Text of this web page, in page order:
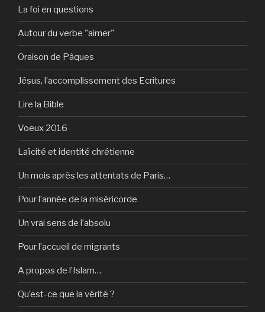
La foi en questions
Autour du verbe "aimer"
Oraison de Pâques
Jésus, l’accomplissement des Ecritures
Lire la Bible
Voeux 2016
Laïcité et identité chrétienne
Un mois après les attentats de Paris…
Pour l’année de la miséricorde
Un vrai sens de l’absolu
Pour l’accueil de migrants
A propos de l’Islam…
Qu’est-ce que la vérité ?